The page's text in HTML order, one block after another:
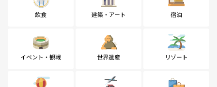
飲食 建築・アート 宿泊
イベント・観戦 世界遺産 リゾート